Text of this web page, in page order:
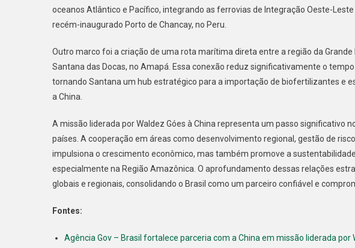
oceanos Atlântico e Pacífico, integrando as ferrovias de Integração Oeste-Leste
recém-inaugurado Porto de Chancay, no Peru.
Outro marco foi a criação de uma rota marítima direta entre a região da
Santana das Docas, no Amapá. Essa conexão reduz significativamente o
tornando Santana um hub estratégico para a importação de biofertilizantes e
a China.
A missão liderada por Waldez Góes à China representa um passo significativo
países. A cooperação em áreas como desenvolvimento regional, gestão de
impulsiona o crescimento econômico, mas também promove a
especialmente na Região Amazônica. O aprofundamento dessas relações
globais e regionais, consolidando o Brasil como um parceiro confiável e
Fontes:
Agência Gov – Brasil fortalece parceria com a China em missão liderada por